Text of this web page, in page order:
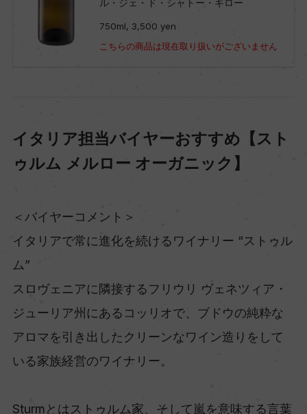
ル・ジェ・ド・シャトー・ギロー
750ml, 3,500 yen
こちらの商品は現在取り扱いがございません
イタリア担当バイヤーおすすめ【スト
ゥルム メルロー オーガニック】
＜バイヤーコメント＞
イタリアで常に進化を続けるワイナリー “ストゥル
ム”
スロヴェニアに隣接するフリウリ ヴェネツィア・
ジューリア州にあるコッリオで、ブドウの純粋な
アロマを引き出したクリーンなワイン造りをして
いる家族経営のワイナリー。
Sturmとはストゥルム家、そして嵐を意味する言葉